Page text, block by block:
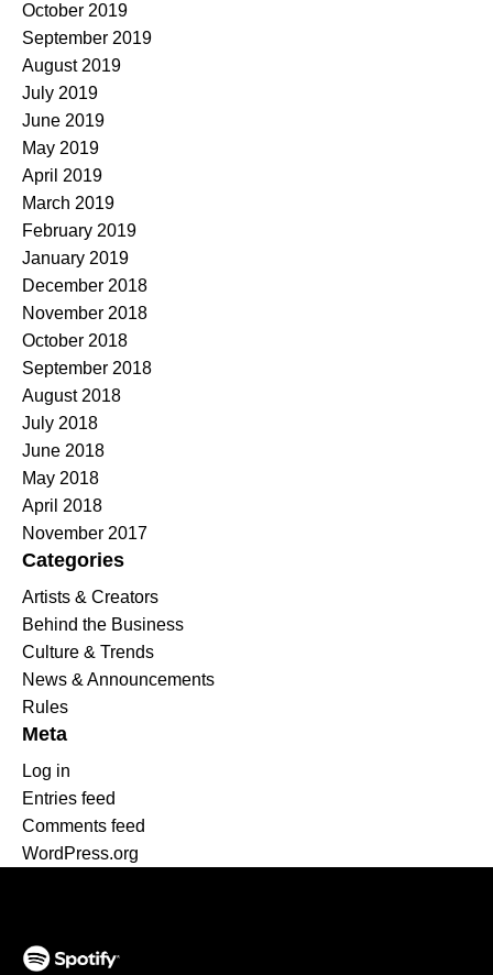
October 2019
September 2019
August 2019
July 2019
June 2019
May 2019
April 2019
March 2019
February 2019
January 2019
December 2018
November 2018
October 2018
September 2018
August 2018
July 2018
June 2018
May 2018
April 2018
November 2017
Categories
Artists & Creators
Behind the Business
Culture & Trends
News & Announcements
Rules
Meta
Log in
Entries feed
Comments feed
WordPress.org